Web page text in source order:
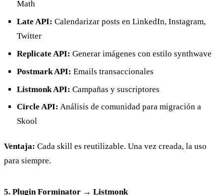
Math
Late API: Calendarizar posts en LinkedIn, Instagram,
Twitter
Replicate API: Generar imágenes con estilo synthwave
Postmark API: Emails transaccionales
Listmonk API: Campañas y suscriptores
Circle API: Análisis de comunidad para migración a
Skool
Ventaja: Cada skill es reutilizable. Una vez creada, la uso
para siempre.
5. Plugin Forminator → Listmonk